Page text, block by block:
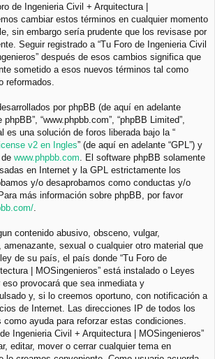
de Ingenieria Civil + Arquitectura |
cambiar estos términos en cualquier momento
sin embargo sería prudente que los revisase por
Seguir registrado a “Tu Foro de Ingenieria Civil
después de esos cambios significa que
sometido a esos nuevos términos tal como
reformados.
por phpBB (de aquí en adelante
phpBB”, “www.phpbb.com”, “phpBB Limited”,
es una solución de foros liberada bajo la “
v2 en Ingles” (de aquí en adelante “GPL”) y
www.phpbb.com . El software phpBB solamente
en Internet y la GPL estrictamente los
y/o desaprobamos como conductas y/o
más información sobre phpBB, por favor
contenido abusivo, obsceno, vulgar,
amenazante, sexual o cualquier otro material que
de su país, el país donde “Tu Foro de
| MOSingenieros” está instalado o Leyes
provocará que sea inmediata y
y, si lo creemos oportuno, con notificación a
de Internet. Las direcciones IP de todos los
ayuda para reforzar estas condiciones.
Ingenieria Civil + Arquitectura | MOSingenieros”
editar, mover o cerrar cualquier tema en